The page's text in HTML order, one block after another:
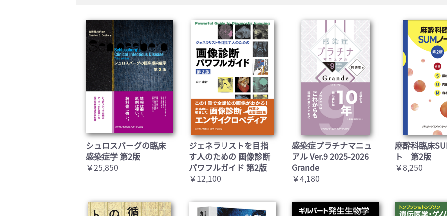
お買い物を続ける
シュロスバーグの臨床
感染症学 第2版
￥25,850
ジェネラリストを目指
す人のための 画像診断
パワフルガイド 第2版
￥12,100
感染症プラチナマニュ
アル Ver.9 2025-2026
Grande
￥4,180
麻酔科臨床
ト 第2版
￥8,250